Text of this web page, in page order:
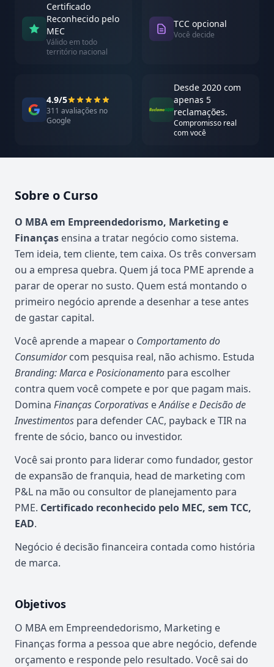
Certificado
Reconhecido pelo
MEC
Válido em todo
território nacional
TCC opcional
Você decide
4.9/5
311 avaliações no
Google
Desde 2020 com
apenas 5
reclamações.
Compromisso real
com você
Sobre o Curso
Atualizado em abril de 2026
O MBA em Empreendedorismo, Marketing e
Finanças ensina a tratar negócio como sistema.
Tem ideia, tem cliente, tem caixa. Os três conversam
ou a empresa quebra. Quem já toca PME aprende a
parar de operar no susto. Quem está montando o
primeiro negócio aprende a desenhar a tese antes
de gastar capital.
Você aprende a mapear o Comportamento do
Consumidorcom pesquisa real, não achismo. Estuda
Branding: Marca e Posicionamento para escolher
contra quem você compete e por que pagam mais.
Domina Finanças Corporativas eAnálise e Decisão de
Investimentos para defender CAC, payback e TIR na
frente de sócio, banco ou investidor.
Você sai pronto para liderar como fundador, gestor
de expansão de franquia, head de marketing com
P&L na mão ou consultor de planejamento para
PME. Certificado reconhecido pelo MEC, sem TCC,
EAD.
Negócio é decisão financeira contada como história
de marca.
Objetivos
O MBA em Empreendedorismo, Marketing e
Finanças forma a pessoa que abre negócio, defende
orçamento e responde pelo resultado. Você sai do